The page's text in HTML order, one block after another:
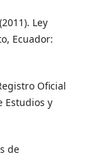
Ley
Ecuador:
Oficial
Estudios y
de